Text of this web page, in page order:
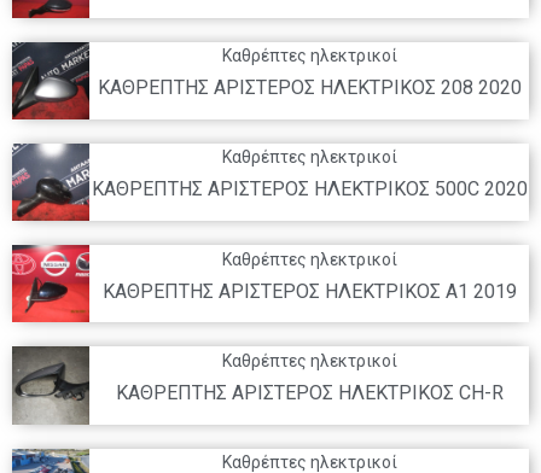
Καθρέπτες ηλεκτρικοί
ΚΑΘΡΕΠΤΗΣ ΑΡΙΣΤΕΡΟΣ ΗΛΕΚΤΡΙΚΟΣ 208 2020
Καθρέπτες ηλεκτρικοί
ΚΑΘΡΕΠΤΗΣ ΑΡΙΣΤΕΡΟΣ ΗΛΕΚΤΡΙΚΟΣ 500C 2020
Καθρέπτες ηλεκτρικοί
ΚΑΘΡΕΠΤΗΣ ΑΡΙΣΤΕΡΟΣ ΗΛΕΚΤΡΙΚΟΣ A1 2019
Καθρέπτες ηλεκτρικοί
ΚΑΘΡΕΠΤΗΣ ΑΡΙΣΤΕΡΟΣ ΗΛΕΚΤΡΙΚΟΣ CH-R
Καθρέπτες ηλεκτρικοί